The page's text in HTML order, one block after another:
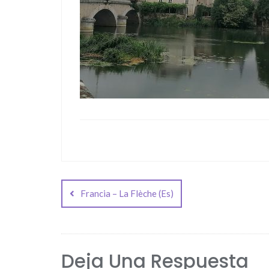
Navegación
deFrancia – La Flèche (Es)
Deja Una Respuesta